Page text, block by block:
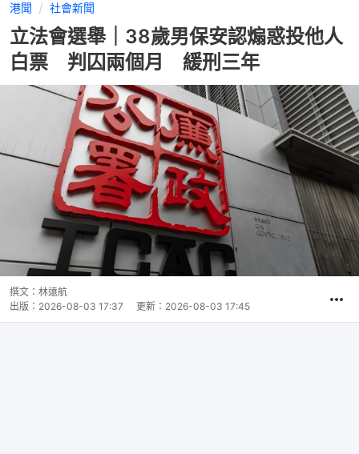
港聞 社會新聞
立法會選舉｜38歲男保安認煽惑投他人
白票 判囚兩個月 緩刑三年
撰文： 林遠航
出版： 2026-08-03 17:37 更新： 2026-08-03 17:45